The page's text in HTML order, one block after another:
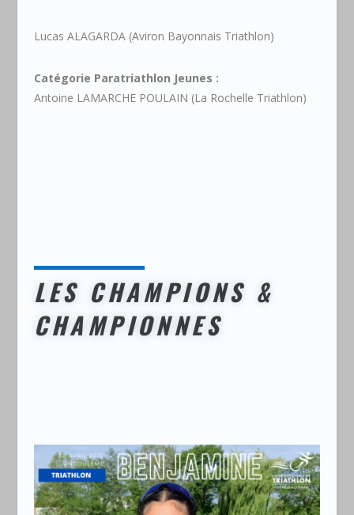
Lucas ALAGARDA (Aviron Bayonnais Triathlon)
Catégorie Paratriathlon Jeunes :
Antoine LAMARCHE POULAIN (La Rochelle Triathlon)
LES CHAMPIONS &
CHAMPIONNES